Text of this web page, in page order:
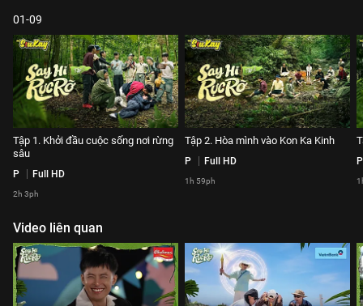
01-09
Tập 1. Khởi đầu cuộc sống nơi rừng
sâu
P Full HD
2h 3ph
Tập 2. Hòa mình vào Kon Ka Kinh
P Full HD
1h 59ph
P
Video liên quan